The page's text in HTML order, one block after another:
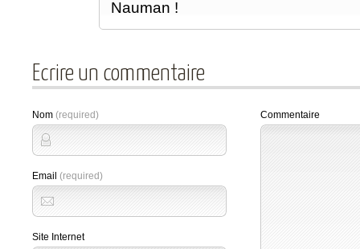
Nauman !
Ecrire un commentaire
Nom (required)
Email (required)
Site Internet
Commentaire